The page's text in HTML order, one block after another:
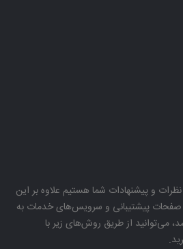
و پیشنهادات شما هستیم علاوه بر این
صفحات پیشتیبانی و سرویس‌های خدمات به
می‌توانید از طریق روش‌های زیر با